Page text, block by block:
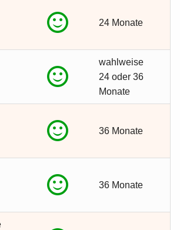
24 Monate
wahlweise
24 oder 36
Monate
36 Monate
36 Monate